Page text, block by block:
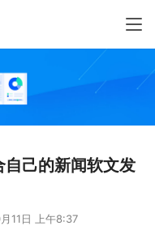
己的新闻软文发
11日 上午8:37